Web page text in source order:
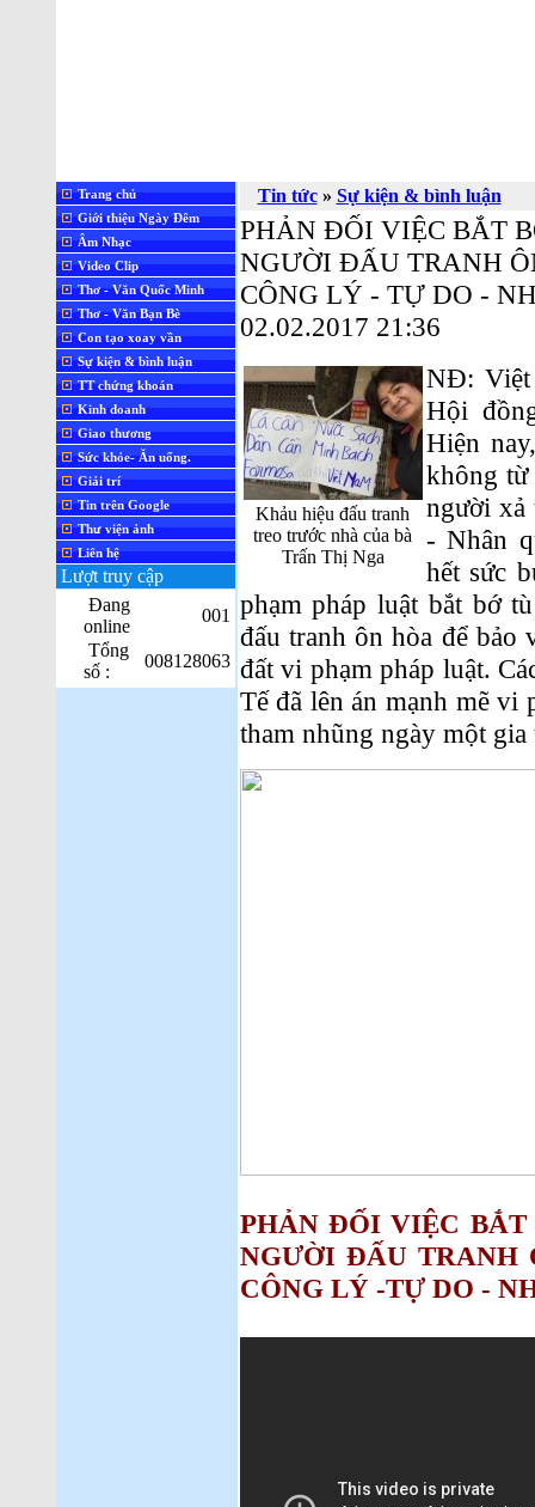
Trang chủ
Giới thiệu Ngày Đêm
Âm Nhạc
Video Clip
Thơ - Văn Quốc Minh
Thơ - Văn Bạn Bè
Con tạo xoay vần
Sự kiện & bình luận
TT chứng khoán
Kinh doanh
Giao thương
Sức khỏe- Ăn uống.
Giải trí
Tin trên Google
Thư viện ảnh
Liên hệ
Lượt truy cập
Đang
online
001
Tổng
số :
008128063
Tin tức» Sự kiện & bình luận
PHẢN ĐỐI VIỆC BẮT
NGƯỜI ĐẤU TRANH
CÔNG LÝ - TỰ DO -
02.02.2017 21:36
Khảu hiệu đấu tranh
treo trước nhà của bà
Trấn Thị Nga
NĐ: Việt
Hội
Hiện
không từ
người
- Nhân
hết sức
phạm pháp luật bắt bớ
đấu tranh ôn hòa để bảo
đất vi phạm pháp luật.
Tế đã lên án mạnh mẽ vi
tham nhũng ngày một
PHẢN ĐỐI VIỆC
NGƯỜI ĐẤU TRANH
CÔNG LÝ -TỰ DO -